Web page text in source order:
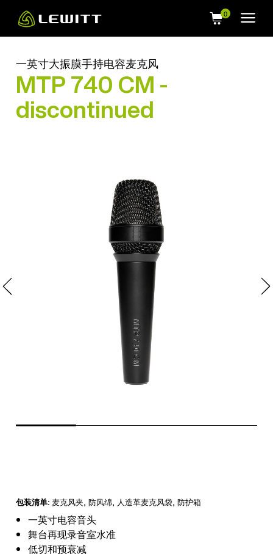
main
一英寸大振膜手持电容麦克风
MTP 740 CM -
discontinued
一英寸电容音头
舞台再现录音室水准
低切和预衰减
包装清单: 麦克风夹, 防风绵, 人造革麦克风袋, 防护箱